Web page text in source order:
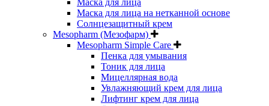
Маска для лица
Маска для лица на нетканной основе
Солнцезащитный крем
Mesopharm (Мезофарм)
Mesopharm Simple Care
Пенка для умывания
Тоник для лица
Мицеллярная вода
Увлажняющий крем для лица
Лифтинг крем для лица